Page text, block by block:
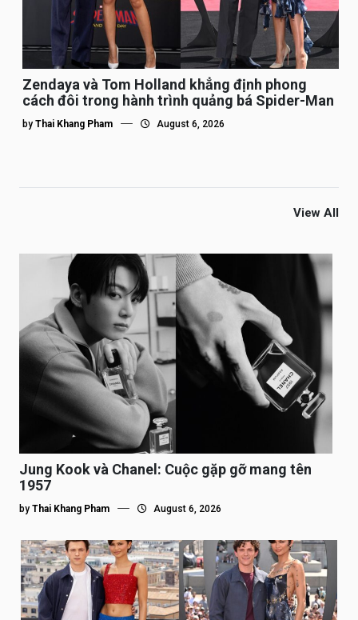
Zendaya và Tom Holland khẳng định phong
cách đôi trong hành trình quảng bá Spider-Man
by Thai Khang Pham August 6, 2026
View All
Jung Kook và Chanel: Cuộc gặp gỡ mang tên
1957
by Thai Khang Pham August 6, 2026